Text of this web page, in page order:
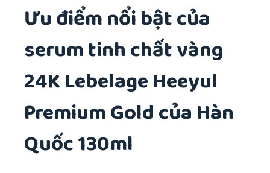
Ưu điểm nổi bật của
serum tinh chất vàng
24K Lebelage Heeyul
Premium Gold của Hàn
Quốc 130ml